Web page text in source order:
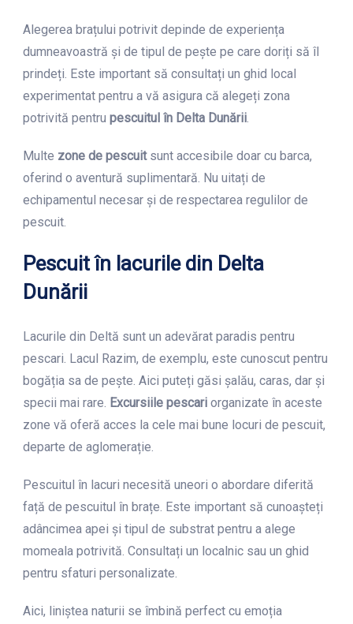
Alegerea brațului potrivit depinde de experiența
dumneavoastră și de tipul de pește pe care doriți să îl
prindeți. Este important să consultați un ghid local
experimentat pentru a vă asigura că alegeți zona
potrivită pentru pescuitul în Delta Dunării.
Multe zone de pescuitsunt accesibile doar cu barca,
oferind o aventură suplimentară. Nu uitați de
echipamentul necesar și de respectarea regulilor de
pescuit.
Pescuit în lacurile din Delta
Dunării
Lacurile din Deltă sunt un adevărat paradis pentru
pescari. Lacul Razim, de exemplu, este cunoscut pentru
bogăția sa de pește. Aici puteți găsi șalău, caras, dar și
specii mai rare. Excursiile pescari organizate în aceste
zone vă oferă acces la cele mai bune locuri de pescuit,
departe de aglomerație.
Pescuitul în lacuri necesită uneori o abordare diferită
față de pescuitul în brațe. Este important să cunoașteți
adâncimea apei și tipul de substrat pentru a alege
momeala potrivită. Consultați un localnic sau un ghid
pentru sfaturi personalizate.
Aici, liniștea naturii se îmbină perfect cu emoția